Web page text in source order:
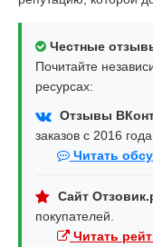
Честные
Почитайте
ресурсах:
Отзывы
заказов с 2016 года.
Читать
Сайт
покупателей.
Читать